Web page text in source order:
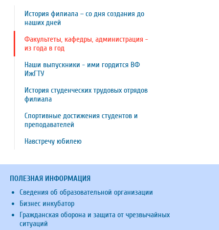
История филиала – со дня создания до
наших дней
Факультеты, кафедры, администрация -
из года в год
Наши выпускники - ими гордится ВФ
ИжГТУ
История студенческих трудовых отрядов
филиала
Спортивные достижения студентов и
преподавателей
Навстречу юбилею
ПОЛЕЗНАЯ ИНФОРМАЦИЯ
Сведения об образовательной организации
Бизнес инкубатор
Гражданская оборона и защита от чрезвычайных
ситуаций